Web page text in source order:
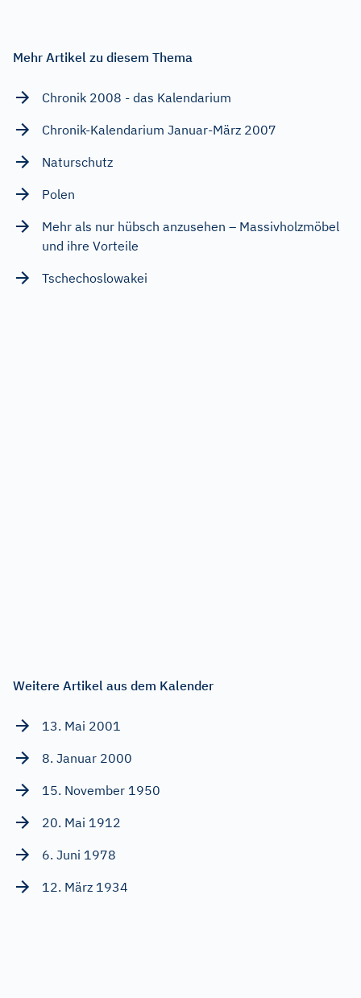
Mehr Artikel zu diesem Thema
Chronik 2008 - das Kalendarium
Chronik-Kalendarium Januar-März 2007
Naturschutz
Polen
Mehr als nur hübsch anzusehen – Massivholzmöbel
und ihre Vorteile
Tschechoslowakei
Weitere Artikel aus dem Kalender
13. Mai 2001
8. Januar 2000
15. November 1950
20. Mai 1912
6. Juni 1978
12. März 1934